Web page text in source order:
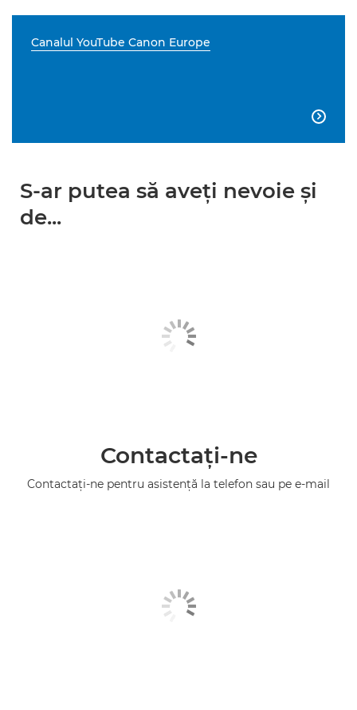
Canalul YouTube Canon Europe

S-ar putea să aveţi nevoie şi
de...
Contactaţi-ne
Contactaţi-ne pentru asistenţă la telefon sau pe e-mail